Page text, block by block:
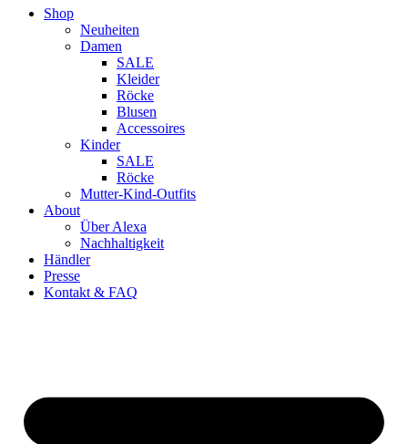
Shop
Neuheiten
Damen
SALE
Kleider
Röcke
Blusen
Accessoires
Kinder
SALE
Röcke
Mutter-Kind-Outfits
About
Über Alexa
Nachhaltigkeit
Händler
Presse
Kontakt & FAQ